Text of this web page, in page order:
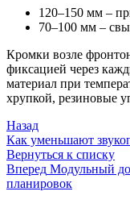
120–150 мм –
70–100 мм –
Кромки возле
фиксацией через
материал при
хрупкой, резиновые
Назад
Как уменьшают
Вернуться к списку
Вперед Модульный
планировок